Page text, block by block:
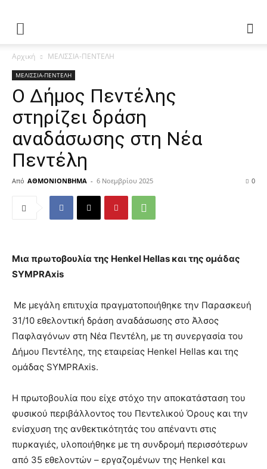
Αρχική ΜΕΛΙΣΣΙΑ-ΠΕΝΤΕΛΗ
ΜΕΛΙΣΣΙΑ-ΠΕΝΤΕΛΗ
Ο Δήμος Πεντέλης
στηρίζει δράση
αναδάσωσης στη Νέα
Πεντέλη
Από ΑΘΜΟΝΙΟΝΒΗΜΑ - 6 Νοεμβρίου 2025 0
Μια πρωτοβουλία της Henkel Hellas και της ομάδας
SYMPRAxis
Με μεγάλη επιτυχία πραγματοποιήθηκε την Παρασκευή
31/10 εθελοντική δράση αναδάσωσης στο Άλσος
Παφλαγόνων στη Νέα Πεντέλη, με τη συνεργασία του
Δήμου Πεντέλης, της εταιρείας Henkel Hellas και της
ομάδας SYMPRAxis.
Η πρωτοβουλία που είχε στόχο την αποκατάσταση του
φυσικού περιβάλλοντος του Πεντελικού Όρους και την
ενίσχυση της ανθεκτικότητάς του απέναντι στις
πυρκαγιές, υλοποιήθηκε με τη συνδρομή περισσότερων
από 35 εθελοντών – εργαζομένων της Henkel και